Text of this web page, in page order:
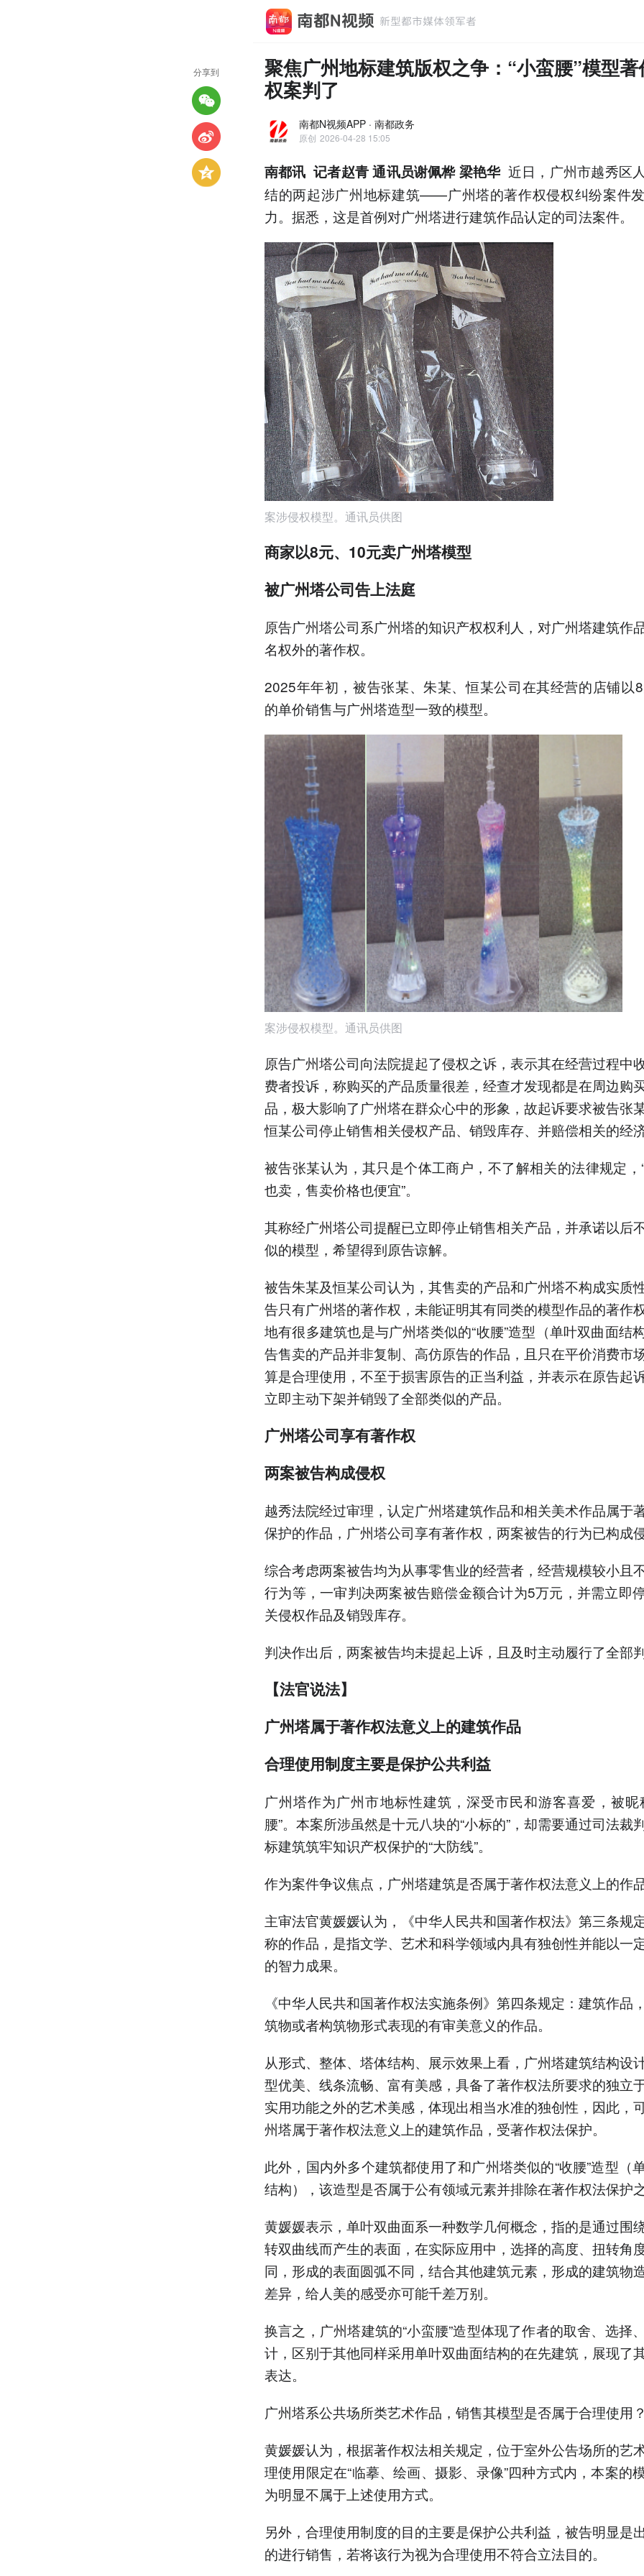
聚焦广州地标建筑版权之争：“小蛮腰”模型
权案判了
南都N视频APP · 南都政务
原创 2026-04-28 15:05
南都讯 记者赵青 通讯员谢佩桦 梁艳华近日，广州市越秀区
结的两起涉广州地标建筑——广州塔的著作权侵权纠纷案件
力。据悉，这是首例对广州塔进行建筑作品认定的司法案件。
案涉侵权模型。通讯员供图
商家以8元、10元卖广州塔模型
被广州塔公司告上法庭
原告广州塔公司系广州塔的知识产权权利人，对广州塔建筑作
名权外的著作权。
2025年年初，被告张某、朱某、恒某公司在其经营的店铺以
的单价销售与广州塔造型一致的模型。
案涉侵权模型。通讯员供图
原告广州塔公司向法院提起了侵权之诉，表示其在经营过程中
费者投诉，称购买的产品质量很差，经查才发现都是在周边购
品，极大影响了广州塔在群众心中的形象，故起诉要求被告张某
恒某公司停止销售相关侵权产品、销毁库存、并赔偿相关的经济
被告张某认为，其只是个体工商户，不了解相关的法律规定，
也卖，售卖价格也便宜”。
其称经广州塔公司提醒已立即停止销售相关产品，并承诺以后
似的模型，希望得到原告谅解。
被告朱某及恒某公司认为，其售卖的产品和广州塔不构成实质
告只有广州塔的著作权，未能证明其有同类的模型作品的著作
地有很多建筑也是与广州塔类似的“收腰”造型（单叶双曲面结
告售卖的产品并非复制、高仿原告的作品，且只在平价消费市
算是合理使用，不至于损害原告的正当利益，并表示在原告起
立即主动下架并销毁了全部类似的产品。
广州塔公司享有著作权
两案被告构成侵权
越秀法院经过审理，认定广州塔建筑作品和相关美术作品属于
保护的作品，广州塔公司享有著作权，两案被告的行为已构成侵
综合考虑两案被告均为从事零售业的经营者，经营规模较小且
行为等，一审判决两案被告赔偿金额合计为5万元，并需立即
关侵权作品及销毁库存。
判决作出后，两案被告均未提起上诉，且及时主动履行了全部判
【法官说法】
广州塔属于著作权法意义上的建筑作品
合理使用制度主要是保护公共利益
广州塔作为广州市地标性建筑，深受市民和游客喜爱，被昵
腰”。本案所涉虽然是十元八块的“小标的”，却需要通过司法裁
标建筑筑牢知识产权保护的“大防线”。
作为案件争议焦点，广州塔建筑是否属于著作权法意义上的作
主审法官黄媛媛认为，《中华人民共和国著作权法》第三条规
称的作品，是指文学、艺术和科学领域内具有独创性并能以一
的智力成果。
《中华人民共和国著作权法实施条例》第四条规定：建筑作品
筑物或者构筑物形式表现的有审美意义的作品。
从形式、整体、塔体结构、展示效果上看，广州塔建筑结构设
型优美、线条流畅、富有美感，具备了著作权法所要求的独立
实用功能之外的艺术美感，体现出相当水准的独创性，因此，
州塔属于著作权法意义上的建筑作品，受著作权法保护。
此外，国内外多个建筑都使用了和广州塔类似的“收腰”造型（
结构），该造型是否属于公有领域元素并排除在著作权法保护
黄媛媛表示，单叶双曲面系一种数学几何概念，指的是通过围
转双曲线而产生的表面，在实际应用中，选择的高度、扭转角
同，形成的表面圆弧不同，结合其他建筑元素，形成的建筑物
差异，给人美的感受亦可能千差万别。
换言之，广州塔建筑的“小蛮腰”造型体现了作者的取舍、选择
计，区别于其他同样采用单叶双曲面结构的在先建筑，展现了
表达。
广州塔系公共场所类艺术作品，销售其模型是否属于合理使用？
黄媛媛认为，根据著作权法相关规定，位于室外公告场所的艺
理使用限定在“临摹、绘画、摄影、录像”四种方式内，本案的
为明显不属于上述使用方式。
另外，合理使用制度的目的主要是保护公共利益，被告明显是
的进行销售，若将该行为视为合理使用不符合立法目的。
分享到